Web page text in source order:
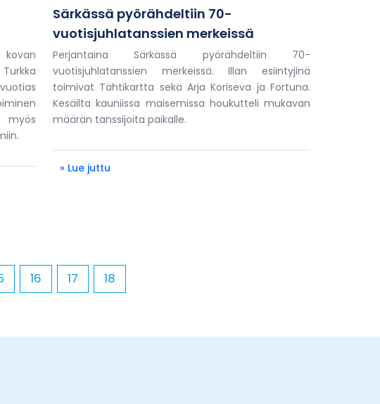
kovan
myös
Särkässä pyörähdeltiin 70-
vuotisjuhlatanssien merkeissä
Perjantaina Särkässä pyörähdeltiin 70-
vuotisjuhlatanssien merkeissä. Illan esiintyjinä
toimivat Tähtikartta sekä Arja Koriseva ja Fortuna.
Kesäilta kauniissa maisemissa houkutteli mukavan
määrän tanssijoita paikalle.
» Lue juttu
16 17 18